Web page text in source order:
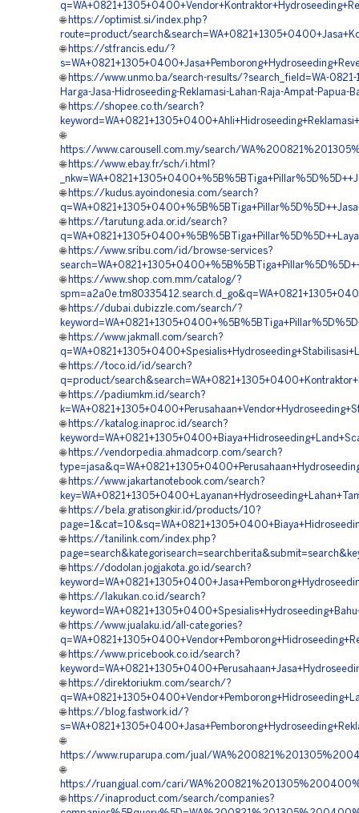
🌐 https://optimist.si/index.php?
route=product/
🌐 https://stfrancis.edu/?
🌐 https://www.unmo.ba/search-results/?search_field=WA-
Harga-Jasa-Hidroseeding-Reklamasi-Lahan-Raja-Ampat-Papua-
🌐 https://shopee.co.th/search?
🌐
https://www.carousell.com.my/search/
🌐 https://www.ebay.fr/sch/i.html?
🌐 https://kudus.ayoindonesia.com/search?
🌐 https://tarutung.ada.or.id/search?
🌐 https://www.sribu.com/id/browse-services?
🌐 https://www.shop.com.mm/catalog/?
🌐 https://dubai.dubizzle.com/search/?
🌐 https://www.jakmall.com/search?
🌐 https://toco.id/id/search?
q=product/
🌐 https://padiumkm.id/search?
🌐 https://katalog.inaproc.id/search?
🌐 https://vendorpedia.ahmadcorp.com/search?
🌐 https://www.jakartanotebook.com/search?
🌐 https://bela.gratisongkir.id/products/10?
🌐 https://tanilink.com/index.php?
🌐 https://dodolan.jogjakota.go.id/search?
🌐 https://lakukan.co.id/search?
🌐 https://www.jualaku.id/all-categories?
🌐 https://www.pricebook.co.id/search?
🌐 https://direktoriukm.com/search/?
🌐 https://blog.fastwork.id/?
🌐
https://www.ruparupa.com/jual/
🌐
https://ruangjual.com/cari/
🌐 https://inaproduct.com/search/companies?